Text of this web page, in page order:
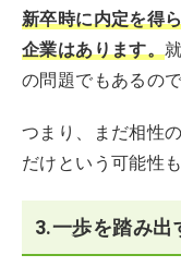
新卒時に内定を得
企業はあります。
の問題でもあるので
つまり、まだ相性
だけという可能性
3.一歩を踏み出